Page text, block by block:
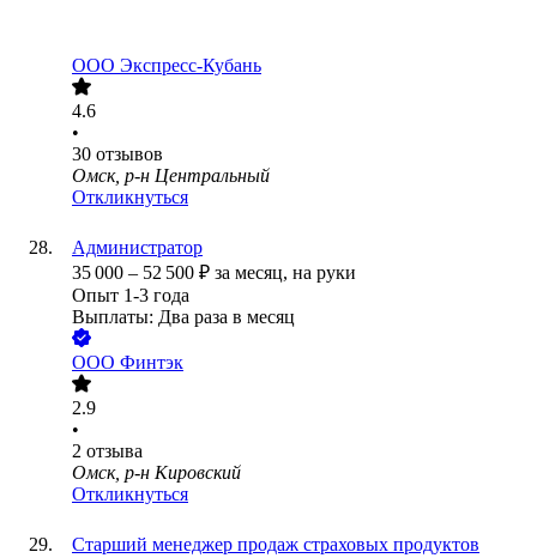
ООО Экспресс-Кубань
4.6
•
30 отзывов
Омск, р-н Центральный
Откликнуться
Администратор
35 000 – 52 500 ₽ за месяц, на руки
Опыт 1-3 года
Выплаты: Два раза в месяц
ООО Финтэк
2.9
•
2 отзыва
Омск, р-н Кировский
Откликнуться
Старший менеджер продаж страховых продуктов